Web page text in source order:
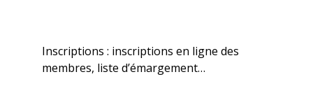
Inscriptions : inscriptions en ligne des
membres, liste d’émargement…